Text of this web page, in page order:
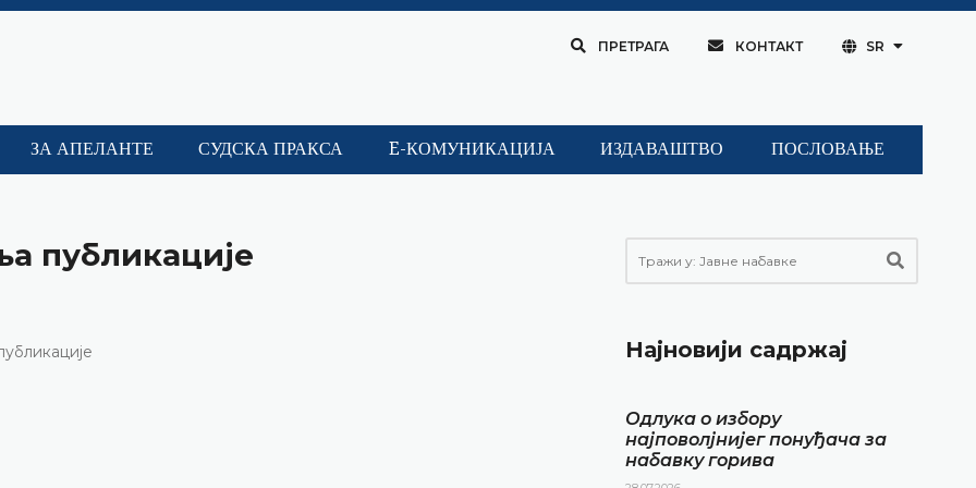
ПРЕТРАГА КОНТАКТ SR
ЗА АПЕЛАНТЕ СУДСКА ПРАКСА E-КОМУНИКАЦИЈА ИЗДАВАШТВО ПОСЛОВАЊЕ
публикације
Најновији садржај
Одлука о избору
најповолјнијег понуђача за
набавку горива